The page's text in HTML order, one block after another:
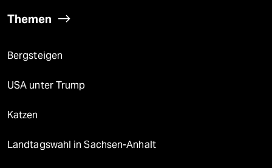
Themen
Bergsteigen
USA unter Trump
Katzen
Landtagswahl in Sachsen-Anhalt